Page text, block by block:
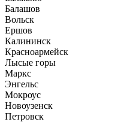
Балашов
Вольск
Ершов
Калининск
Красноармейск
Лысые горы
Маркс
Энгельс
Мокроус
Новоузенск
Петровск